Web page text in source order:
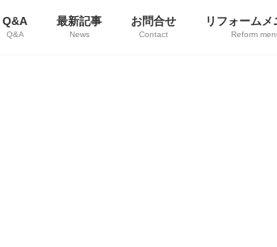
Q&A
Q&A
最新記事
News
お問合せ
Contact
リフォームメ
Reform